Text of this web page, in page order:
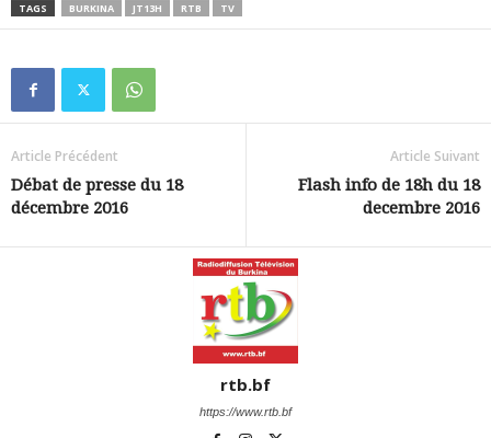
TAGS BURKINA JT13H RTB TV
Article Précédent
Débat de presse du 18
décembre 2016
Article Suivant
Flash info de 18h du 18
decembre 2016
rtb.bf
https://www.rtb.bf